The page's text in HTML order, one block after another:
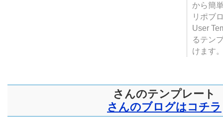
から簡
リポブ
User
るテン
けます
さんのテンプレート
さんのブログはコチラ